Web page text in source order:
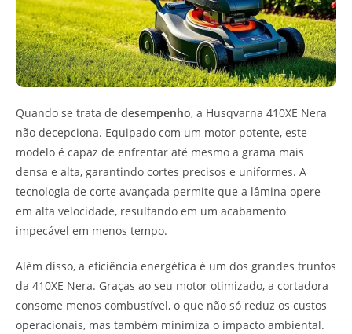
Quando se trata de desempenho, a Husqvarna 410XE Nera
não decepciona. Equipado com um motor potente, este
modelo é capaz de enfrentar até mesmo a grama mais
densa e alta, garantindo cortes precisos e uniformes. A
tecnologia de corte avançada permite que a lâmina opere
em alta velocidade, resultando em um acabamento
impecável em menos tempo.
Além disso, a eficiência energética é um dos grandes trunfos
da 410XE Nera. Graças ao seu motor otimizado, a cortadora
consome menos combustível, o que não só reduz os custos
operacionais, mas também minimiza o impacto ambiental.